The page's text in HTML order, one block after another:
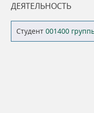
ДЕЯТЕЛЬНОСТЬ
Студент 001400